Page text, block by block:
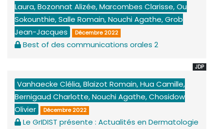
Laura, Bozonnat Alizée, Marcombes Clarisse, Ou
Sokounthie, Salle Romain, Nouchi Agathe, Grob
Jean-Jacques
Décembre 2022
Best of des communications orales 2
JDP
Vanhaecke Clélia, Blaizot Romain, Hua Camille,
Bernigaud Charlotte, Nouchi Agathe, Chosidow
Olivier
Décembre 2022
Le GrIDIST présente : Actualités en Dermatologie